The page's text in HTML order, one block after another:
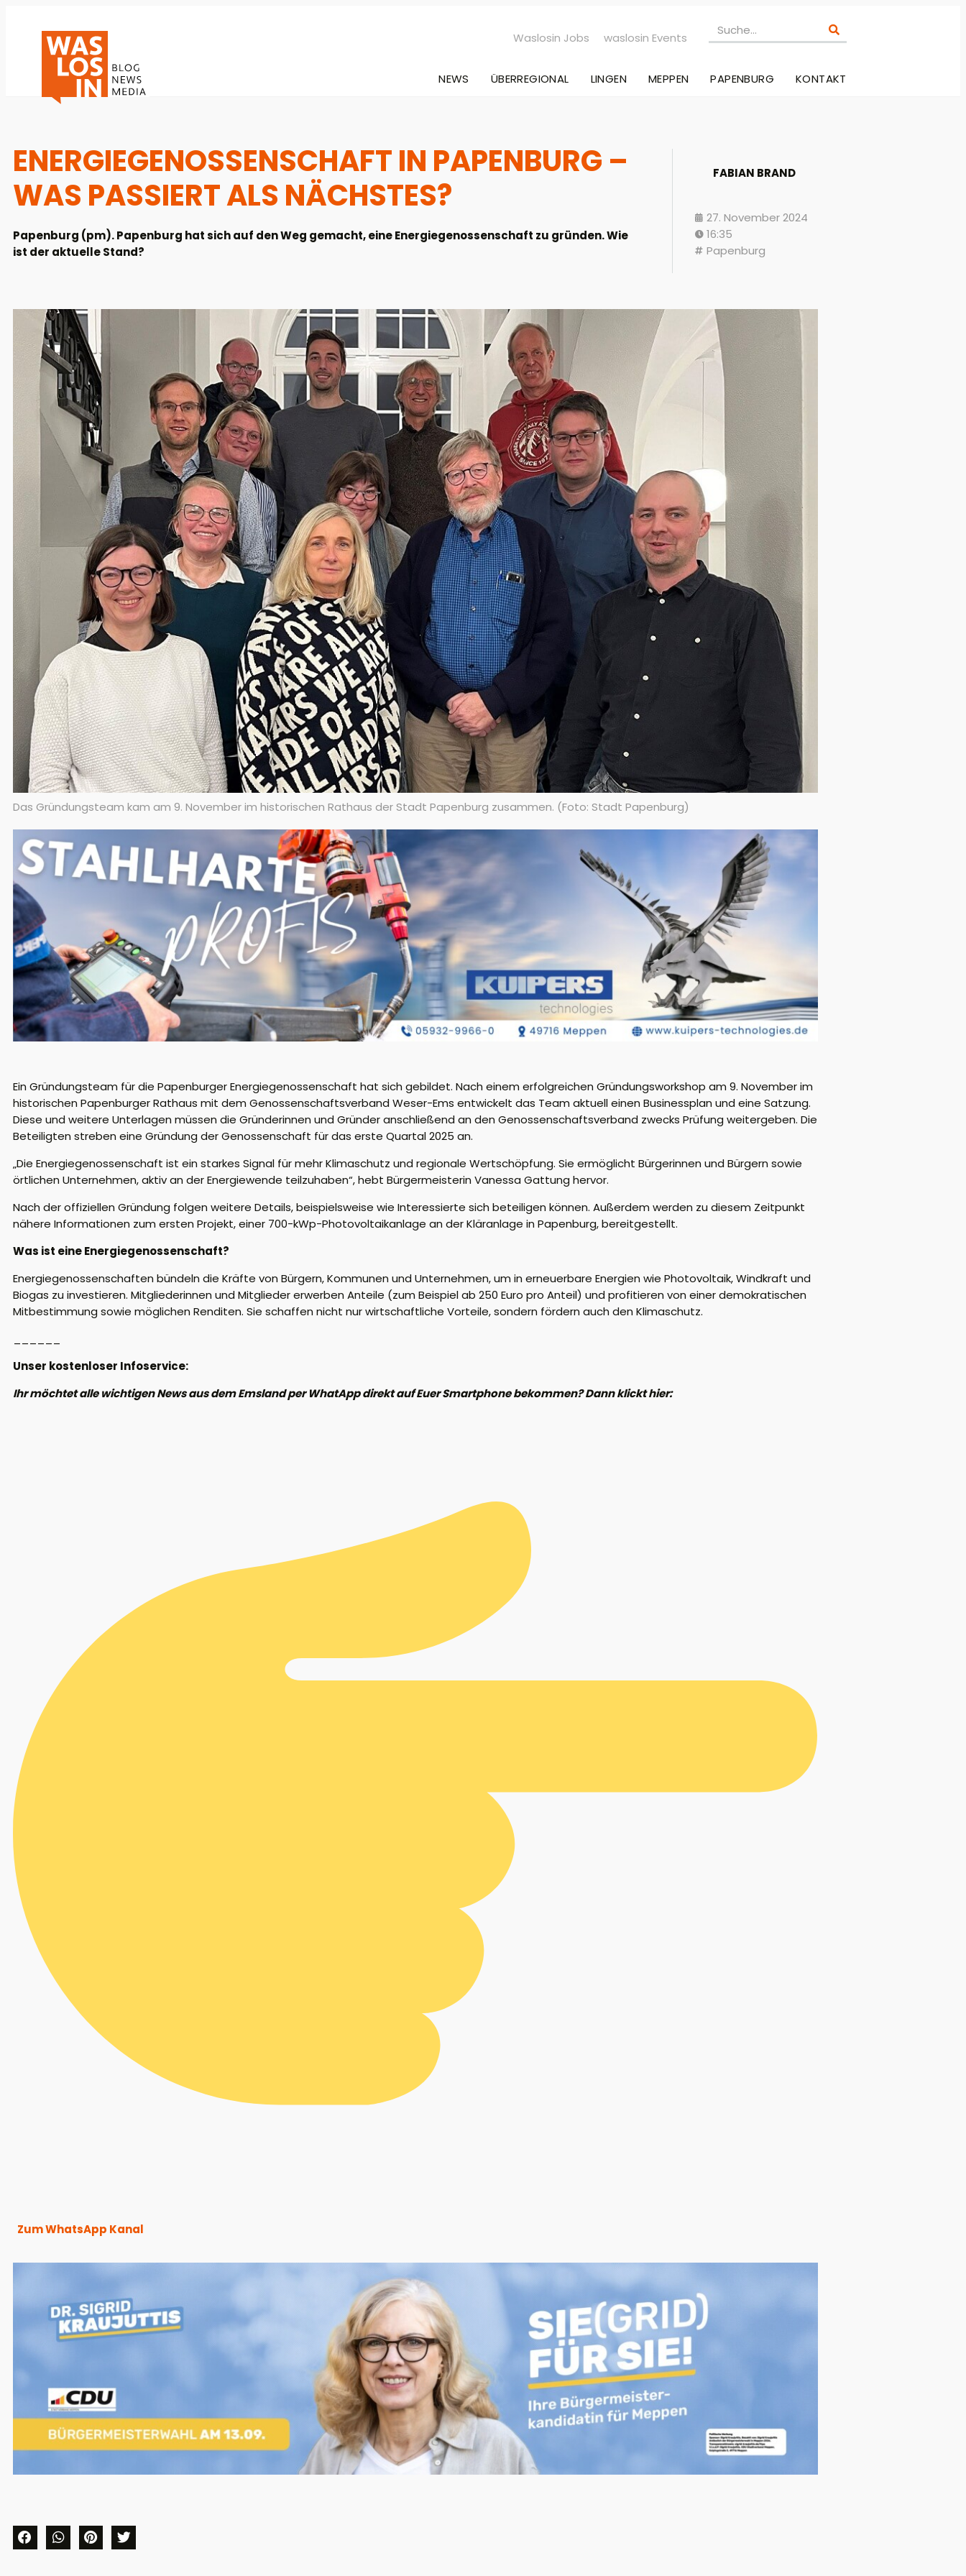
Waslosin Jobs waslosin Events
NEWS ÜBERREGIONAL LINGEN MEPPEN PAPENBURG KONTAKT
ENERGIEGENOSSENSCHAFT IN PAPENBURG –
WAS PASSIERT ALS NÄCHSTES?
Papenburg (pm). Papenburg hat sich auf den Weg gemacht, eine Energiegenossenschaft zu gründen. Wie
ist der aktuelle Stand?
FABIAN BRAND
27. November 2024
16:35
Papenburg
Das Gründungsteam kam am 9. November im historischen Rathaus der Stadt Papenburg zusammen. (Foto: Stadt Papenburg)
Ein Gründungsteam für die Papenburger Energiegenossenschaft hat sich gebildet. Nach einem erfolgreichen Gründungsworkshop am 9. November im
historischen Papenburger Rathaus mit dem Genossenschaftsverband Weser-Ems entwickelt das Team aktuell einen Businessplan und eine Satzung.
Diese und weitere Unterlagen müssen die Gründerinnen und Gründer anschließend an den Genossenschaftsverband zwecks Prüfung weitergeben. Die
Beteiligten streben eine Gründung der Genossenschaft für das erste Quartal 2025 an.
„Die Energiegenossenschaft ist ein starkes Signal für mehr Klimaschutz und regionale Wertschöpfung. Sie ermöglicht Bürgerinnen und Bürgern sowie
örtlichen Unternehmen, aktiv an der Energiewende teilzuhaben“, hebt Bürgermeisterin Vanessa Gattung hervor.
Nach der offiziellen Gründung folgen weitere Details, beispielsweise wie Interessierte sich beteiligen können. Außerdem werden zu diesem Zeitpunkt
nähere Informationen zum ersten Projekt, einer 700-kWp-Photovoltaikanlage an der Kläranlage in Papenburg, bereitgestellt.
Was ist eine Energiegenossenschaft?
Energiegenossenschaften bündeln die Kräfte von Bürgern, Kommunen und Unternehmen, um in erneuerbare Energien wie Photovoltaik, Windkraft und
Biogas zu investieren. Mitgliederinnen und Mitglieder erwerben Anteile (zum Beispiel ab 250 Euro pro Anteil) und profitieren von einer demokratischen
Mitbestimmung sowie möglichen Renditen. Sie schaffen nicht nur wirtschaftliche Vorteile, sondern fördern auch den Klimaschutz.
Unser kostenloser Infoservice:
Ihr möchtet alle wichtigen News aus dem Emsland per WhatApp direkt auf Euer Smartphone bekommen? Dann klickt hier:
Zum WhatsApp Kanal